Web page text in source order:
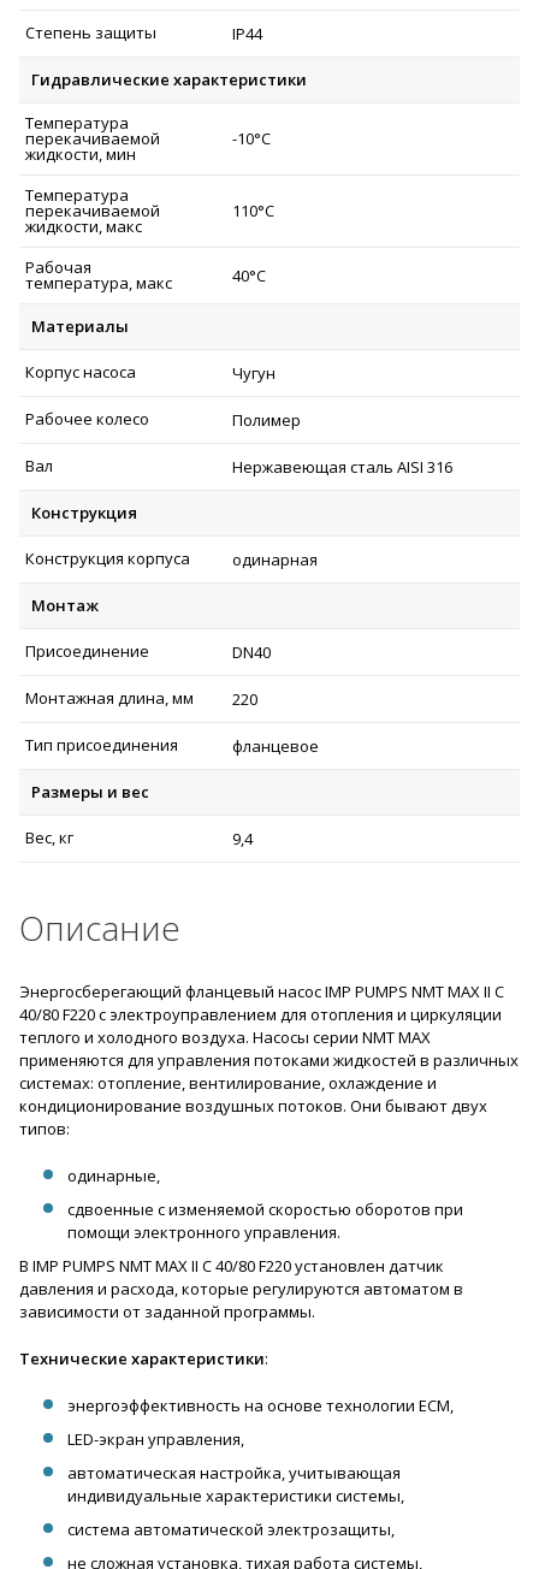
Степень защиты IP44
Гидравлические характеристики
Температура
перекачиваемой
жидкости, мин
-10°C
Температура
перекачиваемой
жидкости, макс
110°C
Рабочая
температура, макс 40°C
Материалы
Корпус насоса Чугун
Рабочее колесо Полимер
Вал Нержавеющая сталь AISI 316
Конструкция
Конструкция корпуса одинарная
Монтаж
Присоединение DN40
Монтажная длина, мм 220
Тип присоединения фланцевое
Размеры и вес
Вес, кг 9,4
Описание
Энергосберегающий фланцевый насос IMP PUMPS NMT MAX II C
40/80 F220 с электроуправлением для отопления и циркуляции
теплого и холодного воздуха. Насосы серии NMT MAX
применяются для управления потоками жидкостей в различных
системах: отопление, вентилирование, охлаждение и
кондиционирование воздушных потоков. Они бывают двух
типов:
одинарные,
сдвоенные с изменяемой скоростью оборотов при
помощи электронного управления.
В IMP PUMPS NMT MAX II C 40/80 F220 установлен датчик
давления и расхода, которые регулируются автоматом в
зависимости от заданной программы.
Технические характеристики:
энергоэффективность на основе технологии ECM,
LED-экран управления,
автоматическая настройка, учитывающая
индивидуальные характеристики системы,
система автоматической электрозащиты,
не сложная установка, тихая работа системы,